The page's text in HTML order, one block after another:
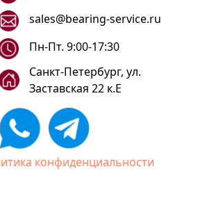
sales@bearing-service.ru
Санкт-Петербург, ул.
Заставская 22 к.Е
Пн-Пт. 9:00-17:30
конфиденциальности